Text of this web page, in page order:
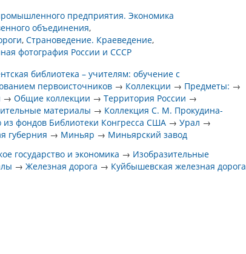
предприятия. Экономика
объединения
Страноведение. Краеведение
фотография России и СССР
библиотека – учителям: обучение с
первоисточников → Коллекции → Предметы: →
→Общие коллекции →Территория России →
материалы → Коллекция С. М. Прокудина-
из фондов Библиотеки Конгресса США →Урал →
губерния → Миньяр → Миньярский завод
государство и экономика → Изобразительные
→Железная дорога → Куйбышевская железная дорога